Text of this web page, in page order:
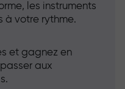
les instruments
à votre rythme.
et gagnez en
aux